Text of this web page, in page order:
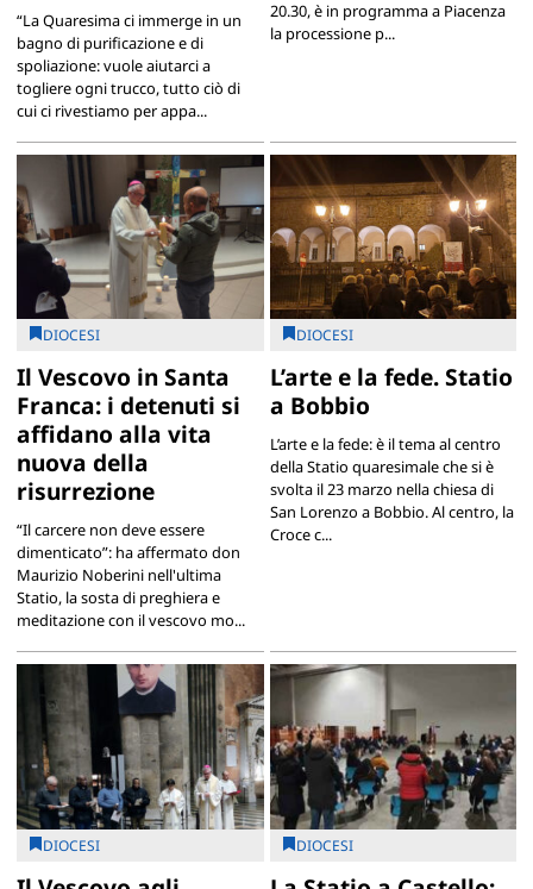
“La Quaresima ci immerge in un
bagno di purificazione e di
spoliazione: vuole aiutarci a
togliere ogni trucco, tutto ciò di
cui ci rivestiamo per appa...
20.30, è in programma a Piacenza
la processione p...
DIOCESI
Il Vescovo in Santa
Franca: i detenuti si
affidano alla vita
nuova della
risurrezione
“Il carcere non deve essere
dimenticato”: ha affermato don
Maurizio Noberini nell'ultima
Statio, la sosta di preghiera e
meditazione con il vescovo mo...
DIOCESI
L’arte e la fede. Statio
a Bobbio
L’arte e la fede: è il tema al centro
della Statio quaresimale che si è
svolta il 23 marzo nella chiesa di
San Lorenzo a Bobbio. Al centro, la
Croce c...
DIOCESI DIOCESI